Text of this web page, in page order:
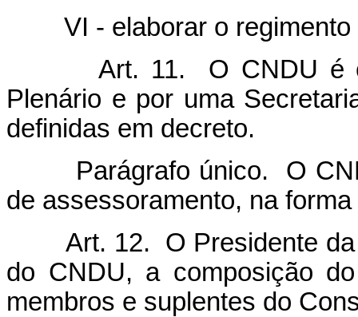
VI - elaborar o regimento
Art. 11. O CNDU é
Plenário e por uma
definidas em decreto.
Parágrafo único. O
de assessoramento, na
Art. 12. O Presidente
do CNDU, a composição
membros e suplentes do